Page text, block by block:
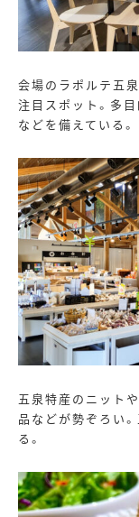
会場のラポルテ五泉
注目スポット。多
などを備えている。
五泉特産のニット
品などが勢ぞろい
る。